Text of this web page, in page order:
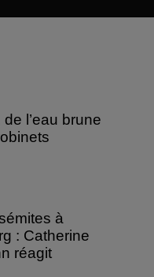
l’eau brune
à
: Catherine
réagit